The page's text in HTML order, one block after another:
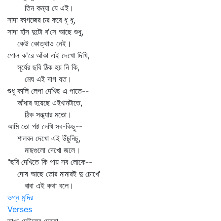
তিন কন্যা যে এই।
সাদা কাগজের চর করে ধূ ধূ,
সাদা হাঁস দুটো ব'সে আছে শুধু,
কেউ কোত্থাও নেই।
গোল ক'রে আঁকা এই দেখো দিখি,
সূর্যের ছবি ঠিক হয় নি কি,
মেঘ এই দাগ যত।
শুধু কালি লেপা দেখিছ এ পাতে--
আঁধার হয়েছে এইখানটাতে,
ঠিক সন্ধ্যার মতো।
আমি তো পষ্ট দেখি সব-কিছু--
শালবন দেখো এই উঁচুনিচু,
মাছগুলো দেখো জলে।
"ছবি দেখিতে কি পায় সব লোকে--
দোষ আছে তোর মামারই দু চোখে'
বাবা এই কথা বলে।
ভগ্ন মন্দির
Verses